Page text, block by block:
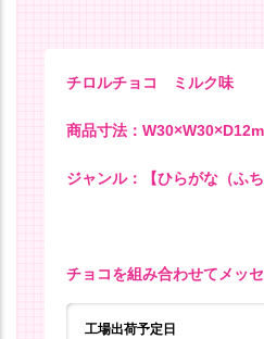
チロルチョコ ミルク味
商品寸法：
ジャンル：【ひらがな（ふち
チョコを組み合わせてメッ
工場出荷予定日